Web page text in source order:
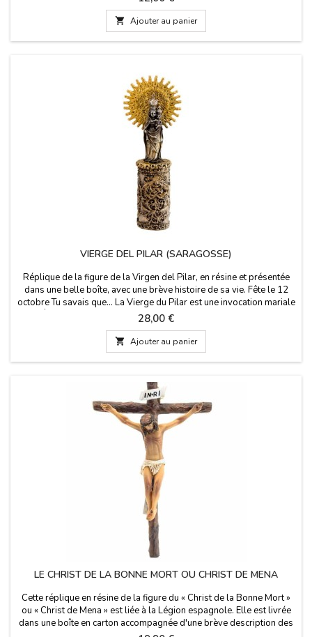
dans une boîte de 25 x 14 x 10 cm Grand - 35 cm de haut x 12 cm.
long x 9 cm. large (dans une...
 Ajouter au panier
VIERGE DEL PILAR (SARAGOSSE)
Réplique de la figure de la Virgen del Pilar, en résine et présentée
dans une belle boîte, avec une brève histoire de sa vie. Fête le 12
octobre Tu savais que... La Vierge du Pilar est une invocation mariale
de l'Église catholique, dont l'image a son principal centre de culte
dans la Basilique du Pilar de Saragosse, et est patronne d'Aragon,
Saragosse,...
Prix
28,00 €
 Ajouter au panier
LE CHRIST DE LA BONNE MORT OU CHRIST DE MENA
Cette réplique en résine de la figure du « Christ de la Bonne Mort »
ou « Christ de Mena » est liée à la Légion espagnole. Elle est livrée
dans une boîte en carton accompagnée d'une brève description des